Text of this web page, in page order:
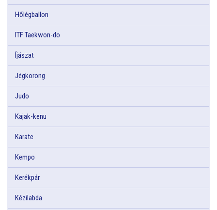
Hőlégballon
ITF Taekwon-do
Íjászat
Jégkorong
Judo
Kajak-kenu
Karate
Kempo
Kerékpár
Kézilabda